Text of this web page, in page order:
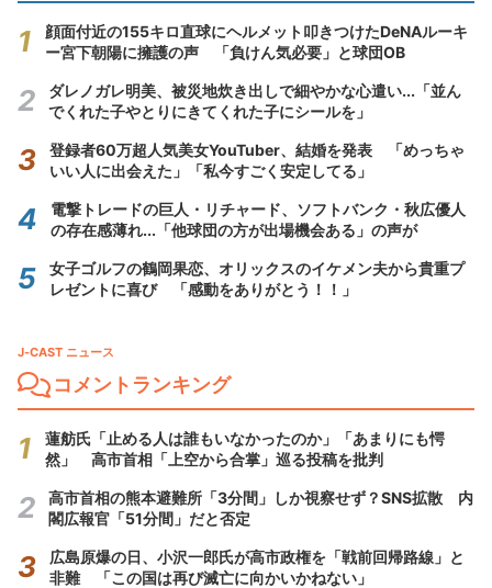
顔面付近の155キロ直球にヘルメット叩きつけたDeNAルーキ
ー宮下朝陽に擁護の声 「負けん気必要」と球団OB
ダレノガレ明美、被災地炊き出しで細やかな心遣い...「並ん
でくれた子やとりにきてくれた子にシールを」
登録者60万超人気美女YouTuber、結婚を発表 「めっちゃ
いい人に出会えた」「私今すごく安定してる」
電撃トレードの巨人・リチャード、ソフトバンク・秋広優人
の存在感薄れ...「他球団の方が出場機会ある」の声が
女子ゴルフの鶴岡果恋、オリックスのイケメン夫から貴重プ
レゼントに喜び 「感動をありがとう！！」
J-CAST ニュース
コメントランキング
蓮舫氏「止める人は誰もいなかったのか」「あまりにも愕
然」 高市首相「上空から合掌」巡る投稿を批判
高市首相の熊本避難所「3分間」しか視察せず？SNS拡散 内
閣広報官「51分間」だと否定
広島原爆の日、小沢一郎氏が高市政権を「戦前回帰路線」と
非難 「この国は再び滅亡に向かいかねない」